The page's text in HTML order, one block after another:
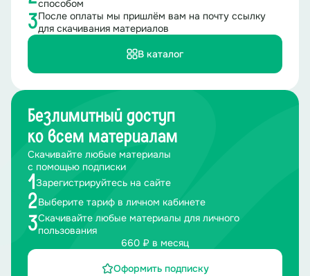
способом
3После оплаты мы пришлём вам на почту ссылку
для скачивания материалов
В каталог
Безлимитный доступ
ко всем материалам
Скачивайте любые материалы
с помощью подписки
1 Зарегистрируйтесь на сайте
2Выберите тариф в личном кабинете
3Скачивайте любые материалы для личного
пользования
660 ₽ в месяц
Оформить подписку